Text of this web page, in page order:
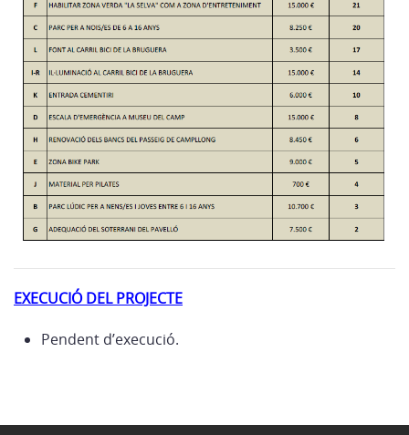
EXECUCIÓ DEL PROJECTE
Pendent d’execució.